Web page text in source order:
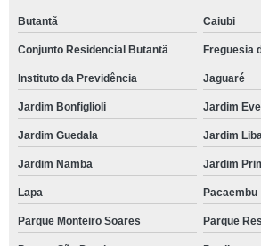
Butantã Caiubi
Conjunto Residencial Butantã Freguesia
Instituto da Previdência Jaguaré
Jardim Bonfiglioli Jardim
Jardim Guedala Jardim
Jardim Namba Jardim
Lapa Pacaembu
Parque Monteiro Soares Parque